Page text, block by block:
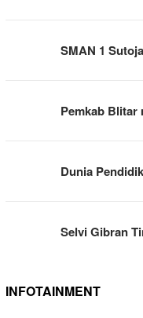
SMAN 1
Pemkab
Dunia
Selvi Gibran
INFOTAINMENT